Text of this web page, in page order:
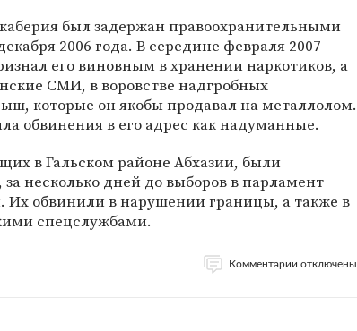
был задержан правоохранительными
2006 года. В середине февраля 2007
его виновным в хранении наркотиков, а
СМИ, в воровстве надгробных
которые он якобы продавал на металлолом.
обвинения в его адрес как надуманные.
в Гальском районе Абхазии, были
несколько дней до выборов в парламент
Их обвинили в нарушении границы, а также в
спецслужбами.
Комментарии отключены